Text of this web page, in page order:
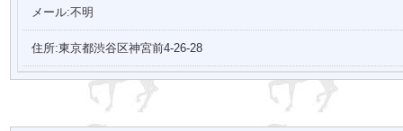
メール:不明
住所:東京都渋谷区神宮前4-26-28